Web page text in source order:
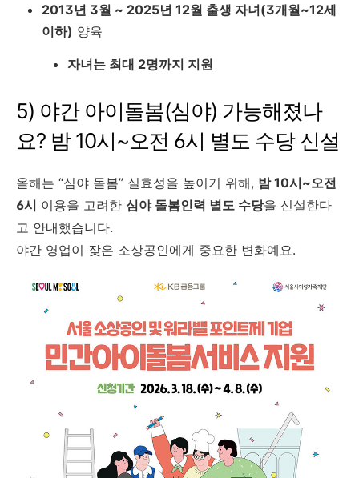
2013년 3월 ~ 2025년 12월 출생 자녀(3개월~12세
이하) 양육
자녀는 최대 2명까지 지원
5) 야간 아이돌봄(심야) 가능해졌나
요? 밤 10시~오전 6시 별도 수당 신설
올해는 “심야 돌봄” 실효성을 높이기 위해, 밤 10시~오전
6시 이용을 고려한 심야 돌봄인력 별도 수당을 신설한다
고 안내했습니다.
야간 영업이 잦은 소상공인에게 중요한 변화예요.